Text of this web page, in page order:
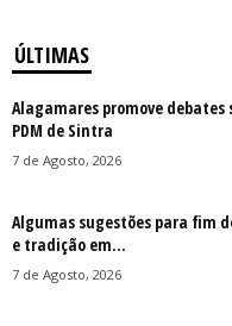
ÚLTIMAS
Alagamares promove debates
PDM de Sintra
7 de Agosto, 2026
Algumas sugestões para fim
e tradição em...
7 de Agosto, 2026